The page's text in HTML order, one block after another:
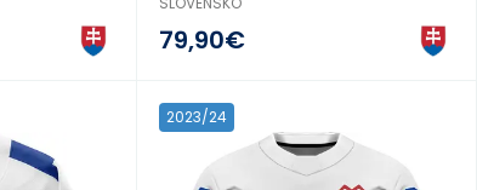
79,90€
2023/24